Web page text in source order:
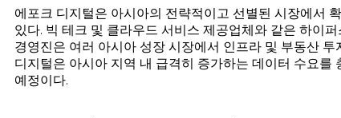
에포크 디지털은 아시아의 전략적이고 선별된 시장에서
있다. 빅 테크 및 클라우드 서비스 제공업체와 같은 하이
경영진은 여러 아시아 성장 시장에서 인프라 및 부동산
디지털은 아시아 지역 내 급격히 증가하는 데이터 수요
예정이다.